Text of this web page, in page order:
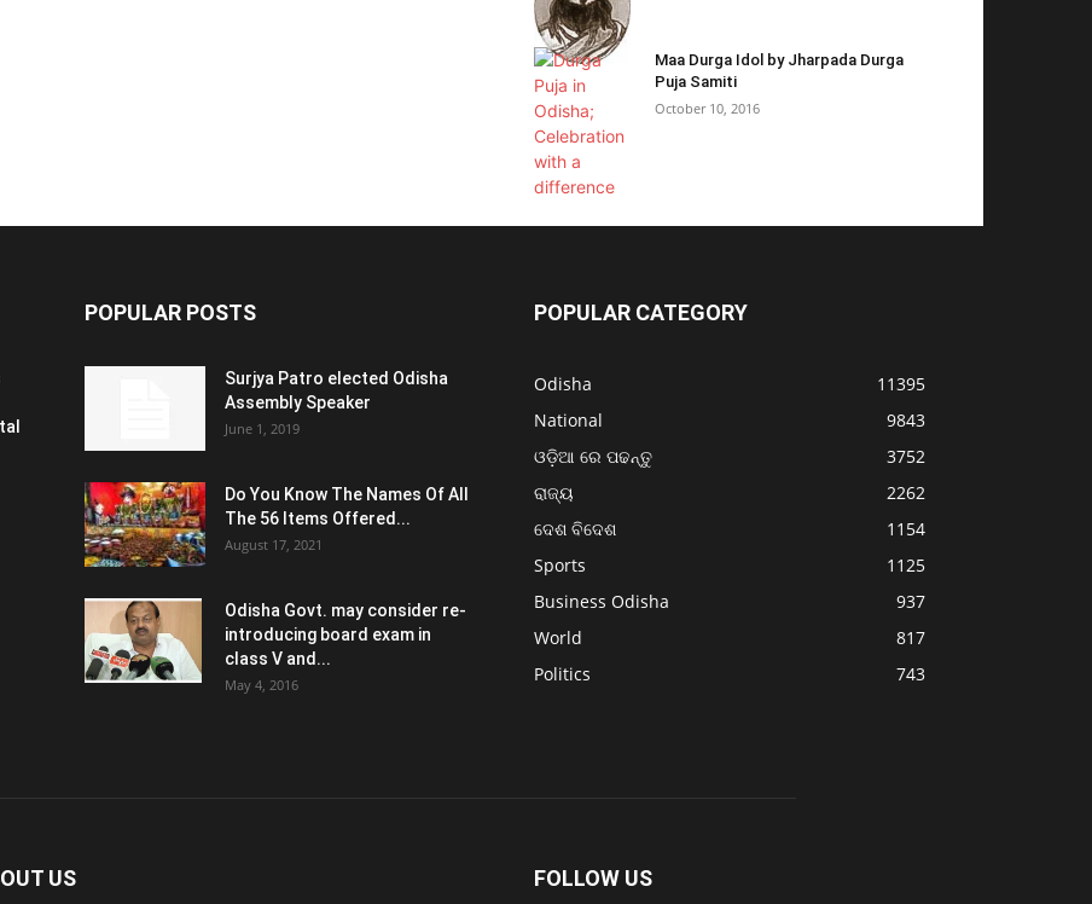
Maa Durga Idol by Jharpada Durga
Puja Samiti
October 10, 2016
POPULAR POSTS
Surjya Patro elected Odisha
Assembly Speaker
June 1, 2019
Do You Know The Names Of All
The 56 Items Offered...
August 17, 2021
Odisha Govt. may consider re-
introducing board exam in
class V and...
May 4, 2016
POPULAR CATEGORY
Odisha
11395
National
9843
ଓଡ଼ିଆ ରେ ପଢନ୍ତୁ
3752
ରାଜ୍ୟ
2262
ଦେଶ ବିଦେଶ
1154
Sports
1125
Business Odisha
937
World
817
Politics
743
US FOLLOW US